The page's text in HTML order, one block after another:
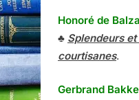
Honoré de
♣ Splendeurs
courtisanes.
Gerbrand